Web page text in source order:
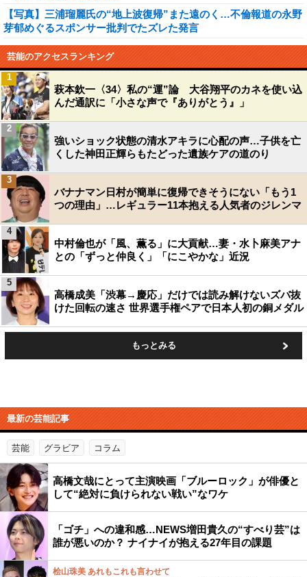
【写真】三浦瑠麗氏の“地上波復帰”また遠のく…不倫報道の永野
芽郁めぐるスポンサー批判でたズレた発言
芸能のアクセスランキング
萩本欽一〈34〉私の“運”論 大谷翔平のカネを使い込
んだ通訳に「小さな声で『ありがとう』」
1
強いショック状態の清水アキラに心配の声…子供を亡
くした神田正輝らもたどった遺族ケアの道のり
2
バナナマン日村が簡単に復帰できそうにない「もう1
つの理由」…レギュラー11本抱える人気者のジレンマ
3
中村倫也が「風、薫る」に大貢献…妻・水卜麻美アナ
との「ずっと仲良く」「にこやかな」近況
4
高橋成美「渋幕→慶応」だけでは読み解けないズバ抜
けた回転の速さ 世界選手権ペアで日本人初の銅メダル
5
もっとみる
最新の芸能記事
芸能 グラビア コラム
高橋文哉にとって主演映画「ブルーロック」が俳優と
して“絶対に負けられない戦い”なワケ
「ゴチ」への違和感…NEWS増田貴久の“すべり芸”は
誰が悪いのか？ ナイナイが抱える27年目の課題
桧山珠美 あれもこれも言わせて